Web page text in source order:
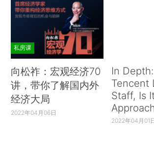
私房课
向松祚：宏观经济70
讲，带你了解国内外
经济大局
2022年04月06日
In
Tencent
Staff, Is
2022年04月01